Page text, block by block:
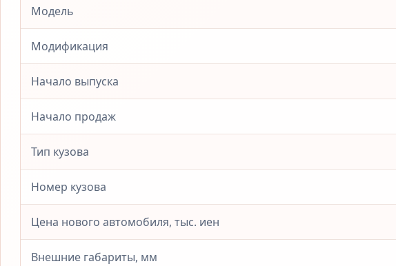
Модель
Модификация
Начало выпуска
Начало продаж
Тип кузова
Номер кузова
Цена нового автомобиля, тыс. иен
Внешние габариты, мм